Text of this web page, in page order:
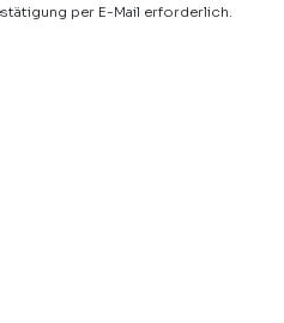
per E-Mail erforderlich.